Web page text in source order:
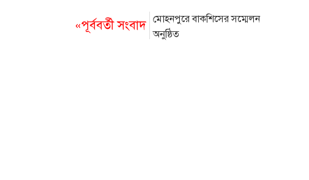
«পূর্ববর্তী সংবাদ মোহনপুরে বাকশিসের সম্মেলন
অনুষ্ঠিত